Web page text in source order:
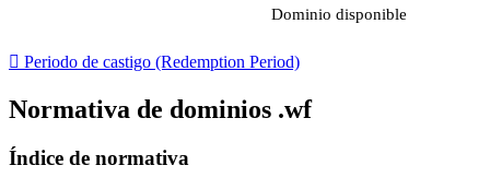
Dominio disponible
 Periodo de castigo (Redemption Period)
Normativa de dominios .wf
Índice de normativa